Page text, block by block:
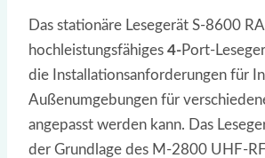
Das stationäre Lesegerät S-8600
hochleistungsfähiges 4-Port-
die Installationsanforderungen für
Außenumgebungen für
angepasst werden kann. Das
der Grundlage des M-2800 UHF-